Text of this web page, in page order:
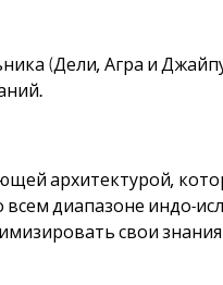
(Дели, Агра и
архитектурой,
диапазоне индо-
свои